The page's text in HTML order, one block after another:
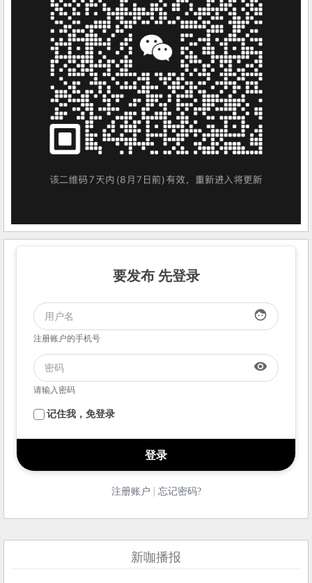
要发布 先登录
face
注册账户的手机号
visibility
请输入密码
记住我，免登录
注册账户 | 忘记密码?
新咖播报